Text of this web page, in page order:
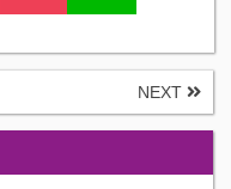
NEXT